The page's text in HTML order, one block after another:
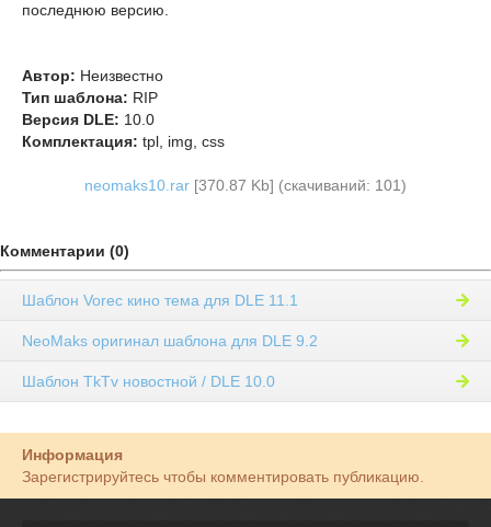
последнюю версию.
Автор: Неизвестно
Тип шаблона: RIP
Версия DLE: 10.0
Комплектация: tpl, img, css
neomaks10.rar [370.87 Kb] (cкачиваний: 101)
Комментарии (0)
Шаблон Vorec кино тема для DLE 11.1
NeoMaks оригинал шаблона для DLE 9.2
Шаблон TkTv новостной / DLE 10.0
Информация
Зарегистрируйтесь чтобы комментировать публикацию.